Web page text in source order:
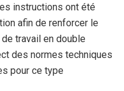
instructions ont été
afin de renforcer le
travail en double
des normes techniques
pour ce type